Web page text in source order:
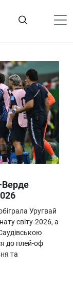
Верде
Уругвай
світу-2026, а
до плей-оф
та